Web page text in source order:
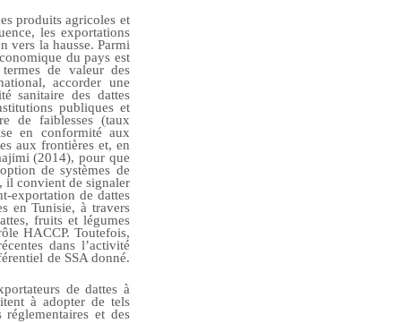
produits agricoles et
les exportations
vers la hausse. Parmi
du pays est
de valeur des
accorder une
sanitaire des dattes
publiques et
de faiblesses (taux
en conformité aux
aux frontières et, en
(2014), pour que
de systèmes de
il convient de signaler
exportation de dattes
en Tunisie, à travers
fruits et légumes
HACCP. Toutefois,
dans l’activité
de SSA donné.
de dattes à
à adopter de tels
et des